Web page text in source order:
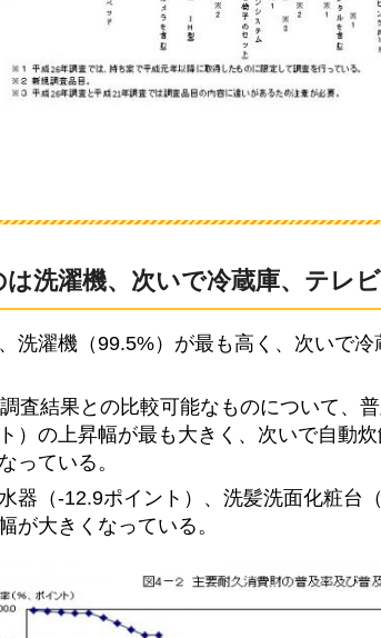
洗濯機、次いで冷蔵庫、テレビ
洗濯機（99.5%）が最も高く、次いで
査結果との比較可能なものについて、
）の上昇幅が最も大きく、次いで自動
っている。
器（-12.9ポイント）、洗髪洗面化粧台
が大きくなっている。